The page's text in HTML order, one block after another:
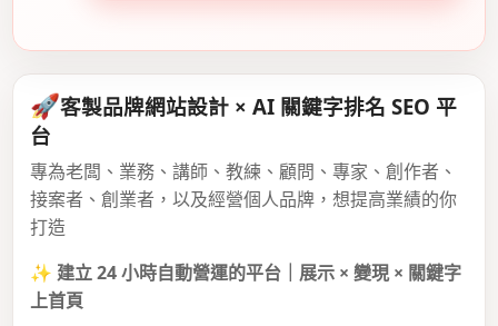
🚀客製品牌網站設計 × AI 關鍵字排名 SEO 平
台
專為老闆、業務、講師、教練、顧問、專家、創作者、
接案者、創業者，以及經營個人品牌，想提高業績的你
打造
✨ 建立 24 小時自動營運的平台｜展示 × 變現 × 關鍵字
上首頁